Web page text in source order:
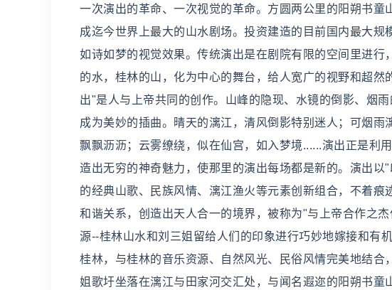
一次演出的革命、一次视觉的革命。方圆两公里的阳朔书
成迄今世界上最大的山水剧场。投资建造的目前国内最大
如诗如梦的视觉效果。传统演出是在剧院有限的空间里进
的水，桂林的山，化为中心的舞台，给人宽广的视野和超
出"是人与上帝共同的创作。山峰的隐现、水镜的倒影、烟
成为美妙的插曲。晴天的漓江，清风倒影特别迷人；可烟雨
飘飘沥沥；云雾缭绕，似在仙宫，如入梦境......演出正是利
造出无穷的神奇魅力，使那里的演出每场都是新的。演出
的经典山歌、民族风情、漓江渔火等元素创新组合，不着
和谐关系，创造出天人合一的境界，被称为"与上帝合作之
源--桂林山水和刘三姐留给人们的印象进行巧妙地嫁接和有
桂林，与桂林的音乐资源、自然风光、民俗风情完美地结
姐歌圩坐落在漓江与田家河交汇处，与闻名遐迩的阳朔书